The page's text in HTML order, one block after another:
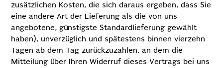
zusätzlichen Kosten, die sich daraus ergeben, dass Sie
eine andere Art der Lieferung als die von uns
angebotene, günstigste Standardlieferung gewählt
haben), unverzüglich und spätestens binnen vierzehn
Tagen ab dem Tag zurückzuzahlen, an dem die
Mitteilung über Ihren Widerruf dieses Vertrags bei uns